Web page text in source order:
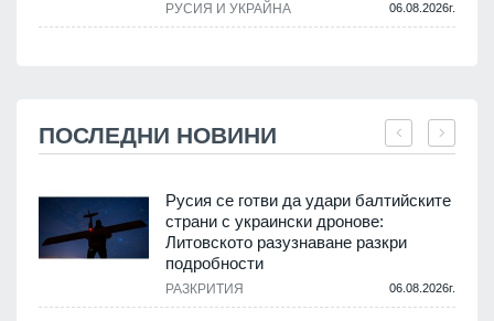
РУСИЯ И УКРАЙНА 06.08.2026г.
ПОСЛЕДНИ НОВИНИ
Русия се готви да удари балтийските
страни с украински дронове:
Литовското разузнаване разкри
подробности
РАЗКРИТИЯ 06.08.2026г.